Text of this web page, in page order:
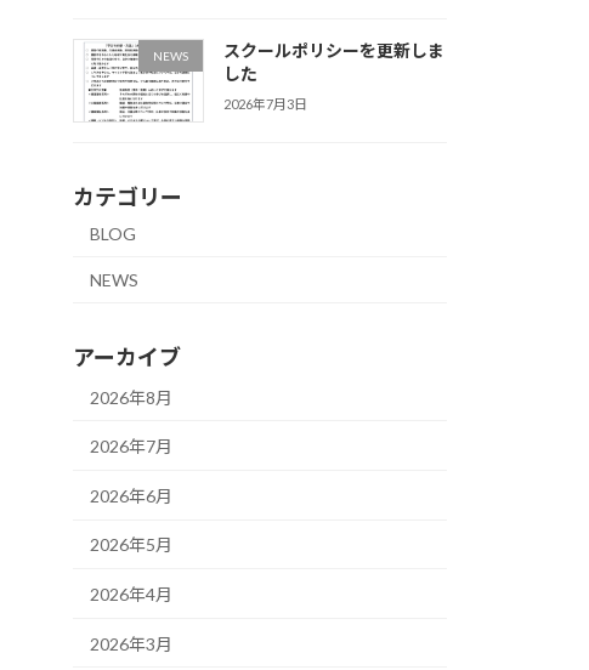
NEWS
スクールポリシーを更新しま
した
2026年7月3日
カテゴリー
BLOG
NEWS
アーカイブ
2026年8月
2026年7月
2026年6月
2026年5月
2026年4月
2026年3月